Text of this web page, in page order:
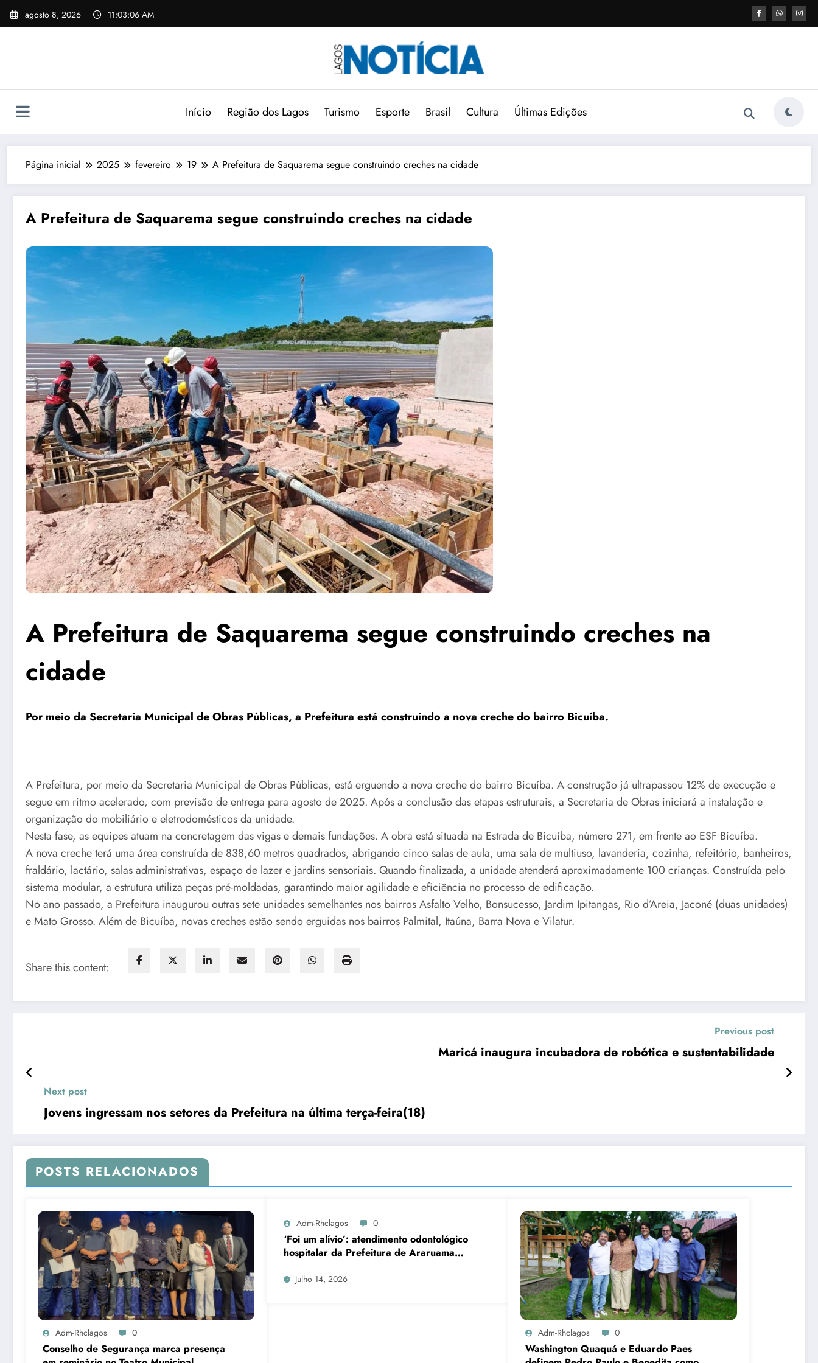
agosto 8, 2026 11:03:07 AM
Início Região dos Lagos Turismo Esporte Brasil Cultura Últimas Edições
Página inicial 2025 fevereiro 19 A Prefeitura de Saquarema segue construindo creches na cidade
A Prefeitura de Saquarema segue construindo creches na cidade
A Prefeitura de Saquarema segue construindo creches na
cidade
Por meio da Secretaria Municipal de Obras Públicas, a Prefeitura está construindo a nova creche do bairro Bicuíba.
A Prefeitura, por meio da Secretaria Municipal de Obras Públicas, está erguendo a nova creche do bairro Bicuíba. A construção já ultrapassou 12% de execução e
segue em ritmo acelerado, com previsão de entrega para agosto de 2025. Após a conclusão das etapas estruturais, a Secretaria de Obras iniciará a instalação e
organização do mobiliário e eletrodomésticos da unidade.
Nesta fase, as equipes atuam na concretagem das vigas e demais fundações. A obra está situada na Estrada de Bicuíba, número 271, em frente ao ESF Bicuíba.
A nova creche terá uma área construída de 838,60 metros quadrados, abrigando cinco salas de aula, uma sala de multiuso, lavanderia, cozinha, refeitório, banheiros,
fraldário, lactário, salas administrativas, espaço de lazer e jardins sensoriais. Quando finalizada, a unidade atenderá aproximadamente 100 crianças. Construída pelo
sistema modular, a estrutura utiliza peças pré-moldadas, garantindo maior agilidade e eficiência no processo de edificação.
No ano passado, a Prefeitura inaugurou outras sete unidades semelhantes nos bairros Asfalto Velho, Bonsucesso, Jardim Ipitangas, Rio d’Areia, Jaconé (duas unidades)
e Mato Grosso. Além de Bicuíba, novas creches estão sendo erguidas nos bairros Palmital, Itaúna, Barra Nova e Vilatur.
Share this content:
Previous post
Maricá inaugura incubadora de robótica e sustentabilidade
Next post
Jovens ingressam nos setores da Prefeitura na última terça-feira(18)
POSTS RELACIONADOS
Adm-Rhclagos 0
Conselho de Segurança marca presença
Adm-Rhclagos 0
‘Foi um alívio’: atendimento odontológico
hospitalar da Prefeitura de Araruama
transforma rotina de famílias atípicas
Julho 14, 2026
Adm-Rhclagos 0
Washington Quaquá e Eduardo Paes